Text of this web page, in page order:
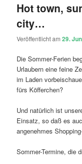
Hot town,
city…
Veröffentlicht am29.
Die Sommer-Ferien
Urlaubern eine feine
im Laden
fürs Köfferchen?
Und natürlich ist
Einsatz, so daß es
angenehmes
Sommer-Termine, die